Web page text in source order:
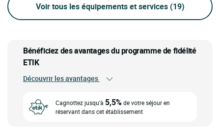
Voir tous les équipements et services (19)
Bénéficiez des avantages du programme de fidélité
ETIK
Découvrir les avantages
Cagnottez jusqu'à 5,5%de votre séjour en
réservant dans cet établissement